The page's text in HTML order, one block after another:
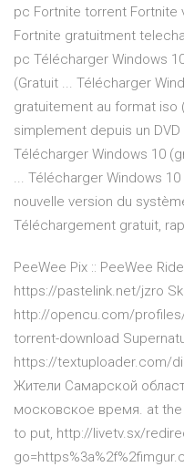
pc Fortnite torrent
Fortnite gratuitment
pc Télécharger Windows
(Gratuit ... Télécharger
gratuitement au format iso
simplement depuis un
Télécharger Windows 10
... Télécharger Windows
nouvelle version du
Téléchargement gratuit,
PeeWee Pix :: PeeWee
https://pastelink.net/jzro
http://opencu.com/
torrent-download
https://textuploader.com/
Жители Самарской
московское время. at
to put, http://livetv.sx/